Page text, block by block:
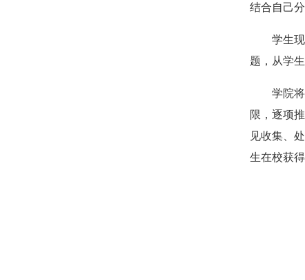
结合自己
学生
题，从学
学院
限，逐项
见收集、
生在校获
（